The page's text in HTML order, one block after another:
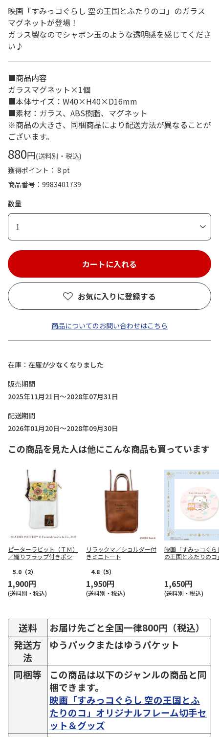
映画「すみっコぐらし 空の王国とふたりのコ」のガラス
マグネットが登場！
ガラス製なのでシャボン玉のような透明感を感じてくださ
い♪
■商品内容
ガラスマグネット×1個
■本体サイズ：W40×H40×D16mm
■素材：ガラス、ABS樹脂、マグネット
※商品の大きさ、同梱商品により配送方法が異なることが
ございます。
880円(送料別・税込)
獲得ポイント： 8 pt
商品番号
9983401739
数量
1
お気に入りに登録する
商品についてのお問い合わせはこちら
在庫
在庫が少なくなりました
販売期間
2025年11月21日～2028年07月31日
配送期間
2026年01月20日～2028年09月30日
この商品を見た人は他にこんな商品も買っています
ピーターラビット（ＴＭ）
／織りフラップ付きポシェ
5.0 （2）
1,900円
(送料別・税込)
リラックマ／ショルダー付
きミニトート
4.8 （5）
1,950円
(送料別・税込)
映画「すみっコぐら
の王国とふたりの
1,650円
(送料別・税込)
送料
お届け先ごと全国一律800円（税込）
発送方
法
ゆうパックまたはゆうパケット
同梱等
この商品は以下のジャンルの商品と同
梱できます。
映画「すみっコぐらし 空の王国とふ
たりのコ」オリジナルフレーム切手セ
ット＆グッズ